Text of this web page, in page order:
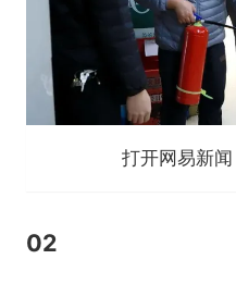
打开网易新
02